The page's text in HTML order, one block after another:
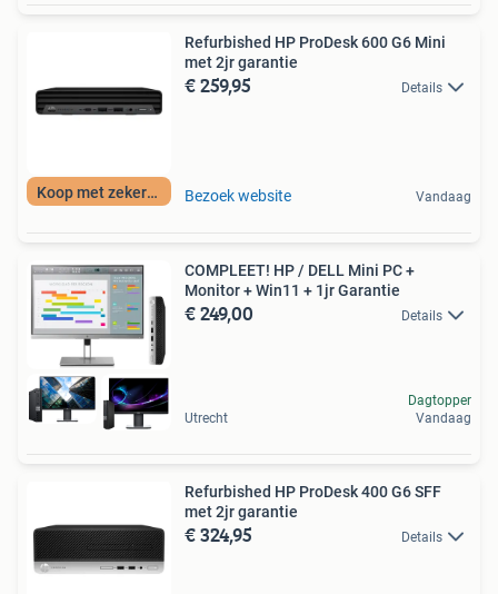
Koop met zekerheid
Refurbished HP ProDesk 600 G6 Mini
met 2jr garantie
€ 259,95 Details
Bezoek website Vandaag
COMPLEET! HP / DELL Mini PC +
Monitor + Win11 + 1jr Garantie
€ 249,00 Details
Utrecht
Dagtopper
Vandaag
Refurbished HP ProDesk 400 G6 SFF
met 2jr garantie
€ 324,95 Details